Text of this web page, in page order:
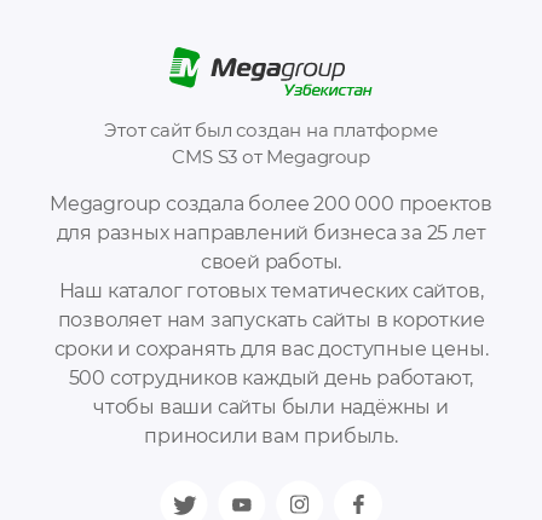
Megagroup создала более 200 000 проектов
для разных направлений бизнеса за 25 лет
своей работы.
Наш каталог готовых тематических сайтов,
позволяет нам запускать сайты в короткие
сроки и сохранять для вас доступные цены.
500 сотрудников каждый день работают,
чтобы ваши сайты были надёжны и
приносили вам прибыль.
Этот сайт был создан на платформе
CMS S3 от Megagroup